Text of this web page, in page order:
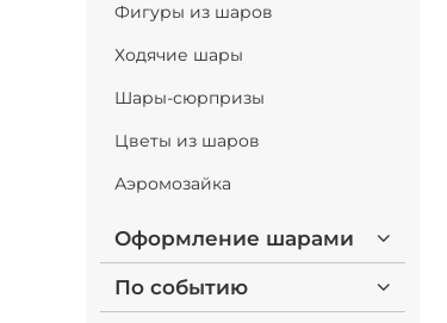
Фигуры из шаров
Ходячие шары
Шары-сюрпризы
Цветы из шаров
Аэромозайка
Оформление шарами
По событию